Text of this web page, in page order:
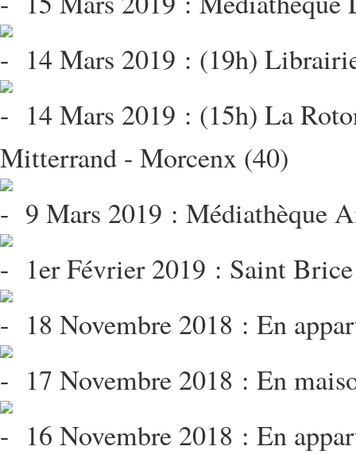
14 Mars 2019 : (19h)
14 Mars 2019 : (15h) La
Mitterrand - Morcenx (40)
9 Mars 2019 : Médiathèque
1er Février 2019 : Saint
18 Novembre 2018 : En
17 Novembre 2018 : En
16 Novembre 2018 : En